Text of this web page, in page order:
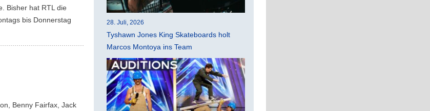
Bisher hat RTL die
bis Donnerstag
Benny Fairfax, Jack
28. Juli, 2026
Tyshawn Jones King Skateboards holt
Marcos Montoya ins Team